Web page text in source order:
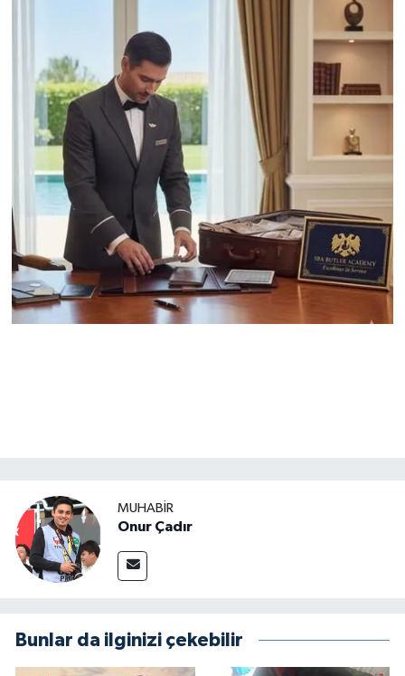
MUHABİR
Onur Çadır
Bunlar da ilginizi çekebilir